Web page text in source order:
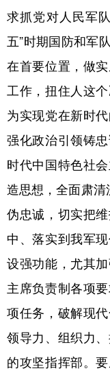
求抓党对人民军
五”时期国防和军
在首要位置，做
工作，扭住人这
为实现党在新时
强化政治引领铸
时代中国特色社
造思想，全面肃清
伪忠诚，切实把
中、落实到我军
设强功能，尤其
主席负责制各项
项任务，破解现
领导力、组织力
的攻坚指挥部。